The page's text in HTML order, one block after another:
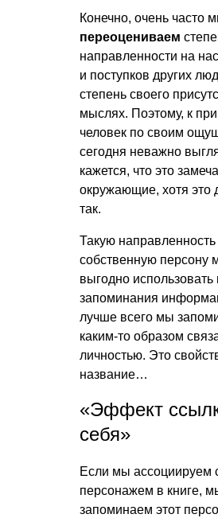
Конечно, очень часто
переоцениваем
направленности на
и поступков других
степень своего
мыслях. Поэтому, к
человек по своим
сегодня неважно
кажется, что это
окружающие, хотя это
так.
Такую направленность
собственную персону
выгодно использовать
запоминания
лучше всего мы
каким-то образом
личностью. Это
название…
«Эффект
себя»
Если мы ассоциируем
персонажем в книге,
запоминаем этот